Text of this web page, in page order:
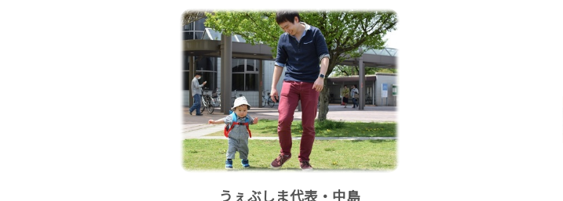
うぇぶしま代表・中島